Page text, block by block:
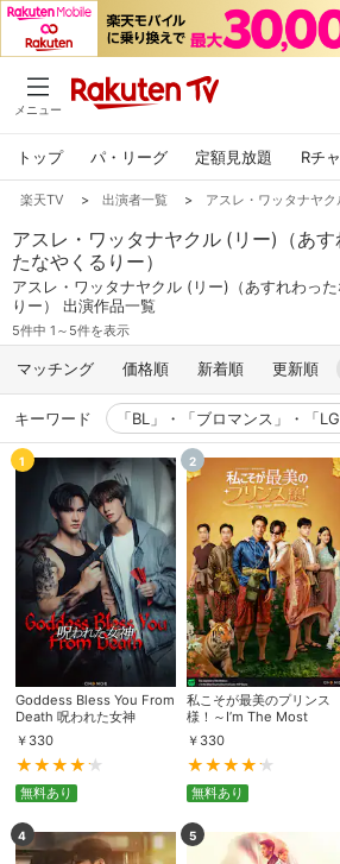
メニュー
トップ パ・リーグ 定額見放題 Rチ
楽天TV > 出演者一覧 > アスレ・ワッタナヤ
アスレ・ワッタナヤクル (リー)（あす
たなやくるりー）
アスレ・ワッタナヤクル (リー)（あすれわっ
りー） 出演作品一覧
5件中 1～5件を表示
マッチング 価格順 新着順 更新順
キーワード 「BL」・「ブロマンス」・「
1
Goddess Bless You From
Death 呪われた女神
￥ 330
無料あり
2
私こそが最美のプリンス
様！～I’m The Most
Beautiful Count～
￥ 330
無料あり
4 5